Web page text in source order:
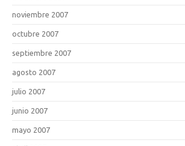
noviembre 2007
octubre 2007
septiembre 2007
agosto 2007
julio 2007
junio 2007
mayo 2007